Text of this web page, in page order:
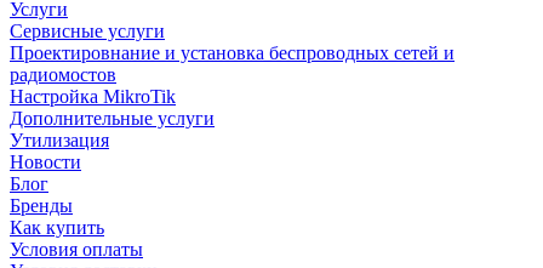
Услуги
Сервисные услуги
Проектировнание и установка беспроводных сетей и
радиомостов
Настройка MikroTik
Дополнительные услуги
Утилизация
Новости
Блог
Бренды
Как купить
Условия оплаты